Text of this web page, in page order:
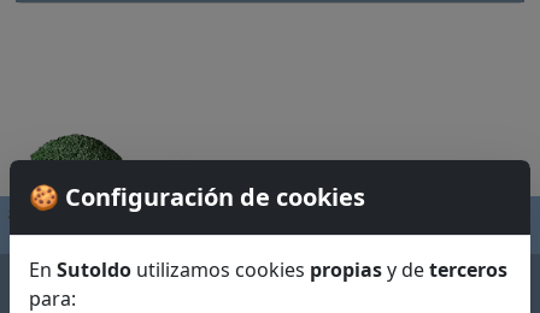
🍪 Configuración de cookies
En Sutoldo utilizamos cookies propiasy deterceros
para: